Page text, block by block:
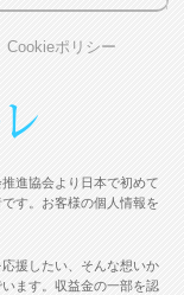
Cookieポリシー
進協会より日本で初めて
す。お客様の個人情報を
援したい、そんな想いか
ます。収益金の一部を認